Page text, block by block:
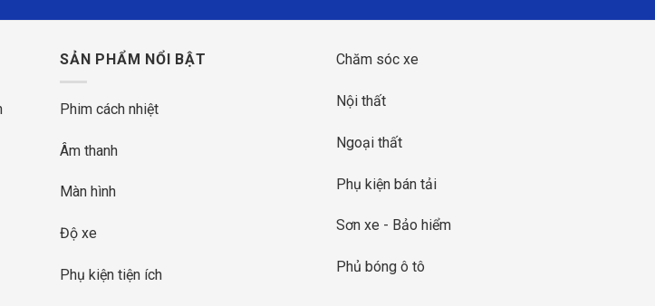
SẢN PHẨM NỔI BẬT
Phim cách nhiệt
Âm thanh
Màn hình
Độ xe
Phụ kiện tiện ích
Chăm sóc xe
Nội thất
Ngoại thất
Phụ kiện bán tải
Sơn xe - Bảo hiểm
Phủ bóng ô tô